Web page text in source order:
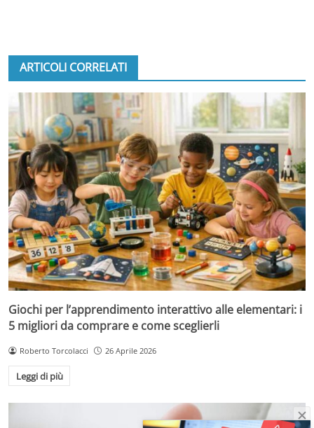
ARTICOLI CORRELATI
Giochi per l’apprendimento interattivo alle elementari: i
5 migliori da comprare e come sceglierli
Roberto Torcolacci 26 Aprile 2026
Leggi di più